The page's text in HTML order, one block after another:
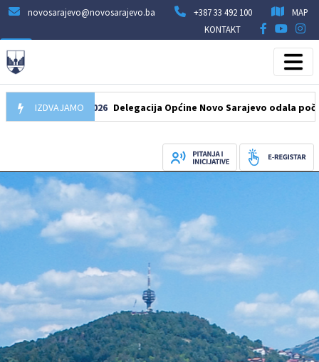
novosarajevo@novosarajevo.ba +387 33 492 100
MAP
KONTAKT
IZDVAJAMO
07.08.2026 Delegacija Općine Novo Sarajevo odala počast